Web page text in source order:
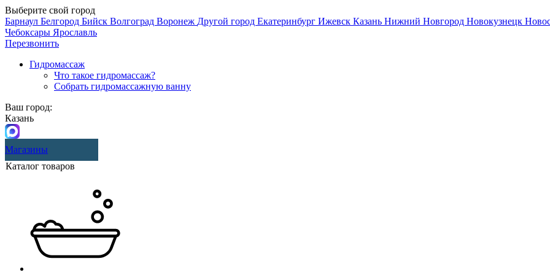
Выберите свой город
Барнаул Белгород Бийск Волгоград Воронеж Другой город Екатеринбург Ижевск Казань Нижний Новгород Новокузнецк
Чебоксары Ярославль
Перезвонить
Гидромассаж
Что такое гидромассаж?
Собрать гидромассажную ванну
Ваш город:
Казань
Магазины
Каталог товаров